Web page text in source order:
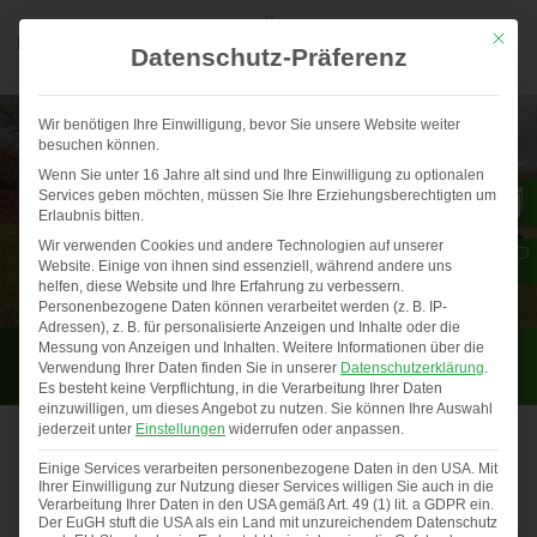
HüMo BASIS 100 PLUS
Gewinner Fotowettbewerb 2025
Auch in diesem Jahr haben uns …
Mit
Datenschutz-Präferenz
Wir benötigen Ihre Einwilligung, bevor Sie unsere Website weiter
besuchen können.
Wenn Sie unter 16 Jahre alt sind und Ihre Einwilligung zu optionalen
Services geben möchten, müssen Sie Ihre Erziehungsberechtigten um
Erlaubnis bitten.
Wir verwenden Cookies und andere Technologien auf unserer
Website. Einige von ihnen sind essenziell, während andere uns
helfen, diese Website und Ihre Erfahrung zu verbessern.
Personenbezogene Daten können verarbeitet werden (z. B. IP-
Adressen), z. B. für personalisierte Anzeigen und Inhalte oder die
Messung von Anzeigen und Inhalten. Weitere Informationen über die
Verwendung Ihrer Daten finden Sie in unserer Datenschutzerklärung.
Es besteht keine Verpflichtung, in die Verarbeitung Ihrer Daten
einzuwilligen, um dieses Angebot zu nutzen. Sie können Ihre Auswahl
jederzeit unter Einstellungen widerrufen oder anpassen.
Einige Services verarbeiten personenbezogene Daten in den USA. Mit
Ihrer Einwilligung zur Nutzung dieser Services willigen Sie auch in die
Verarbeitung Ihrer Daten in den USA gemäß Art. 49 (1) lit. a GDPR ein.
Der EuGH stuft die USA als ein Land mit unzureichendem Datenschutz